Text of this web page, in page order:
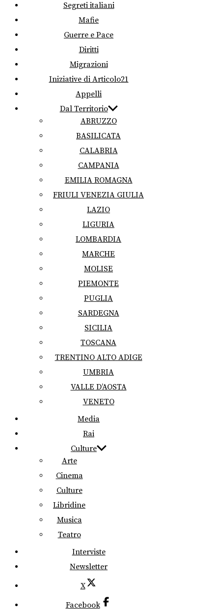
Segreti italiani
Mafie
Guerre e Pace
Diritti
Migrazioni
Iniziative di Articolo21
Appelli
Dal Territorio
ABRUZZO
BASILICATA
CALABRIA
CAMPANIA
EMILIA ROMAGNA
FRIULI VENEZIA GIULIA
LAZIO
LIGURIA
LOMBARDIA
MARCHE
MOLISE
PIEMONTE
PUGLIA
SARDEGNA
SICILIA
TOSCANA
TRENTINO ALTO ADIGE
UMBRIA
VALLE D’AOSTA
VENETO
Media
Rai
Culture
Arte
Cinema
Culture
Libridine
Musica
Teatro
Interviste
Newsletter
X
Facebook